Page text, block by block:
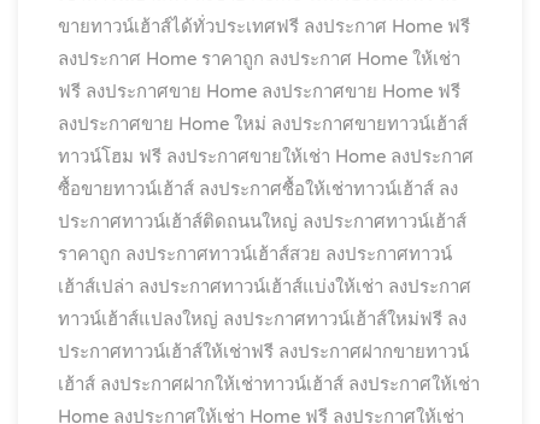
ขายทาวน์เฮ้าส์ได้ทั่วประเทศฟรี ลงประกาศ Home ฟรี
ลงประกาศ Home ราคาถูก ลงประกาศ Home ให้เช่า
ฟรี ลงประกาศขาย Home ลงประกาศขาย Home ฟรี
ลงประกาศขาย Home ใหม่ ลงประกาศขายทาวน์เฮ้าส์
ทาวน์โฮม ฟรี ลงประกาศขายให้เช่า Home ลงประกาศ
ซื้อขายทาวน์เฮ้าส์ ลงประกาศซื้อให้เช่าทาวน์เฮ้าส์ ลง
ประกาศทาวน์เฮ้าส์ติดถนนใหญ่ ลงประกาศทาวน์เฮ้าส์
ราคาถูก ลงประกาศทาวน์เฮ้าส์สวย ลงประกาศทาวน์
เฮ้าส์เปล่า ลงประกาศทาวน์เฮ้าส์แบ่งให้เช่า ลงประกาศ
ทาวน์เฮ้าส์แปลงใหญ่ ลงประกาศทาวน์เฮ้าส์ใหม่ฟรี ลง
ประกาศทาวน์เฮ้าส์ให้เช่าฟรี ลงประกาศฝากขายทาวน์
เฮ้าส์ ลงประกาศฝากให้เช่าทาวน์เฮ้าส์ ลงประกาศให้เช่า
Home ลงประกาศให้เช่า Home ฟรี ลงประกาศให้เช่า